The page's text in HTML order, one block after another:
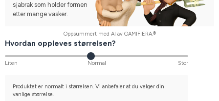
sjabrak som holder formen
etter mange vasker.
Oppsummert med AI av GAMIFIERA.®
Hvordan oppleves størrelsen?
Liten Normal Stor
Produktet er normalt i størrelsen. Vi anbefaler at du velger din
vanlige størrelse.